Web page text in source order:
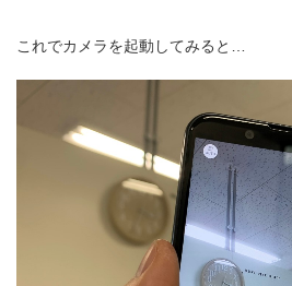
これでカメラを起動してみると…